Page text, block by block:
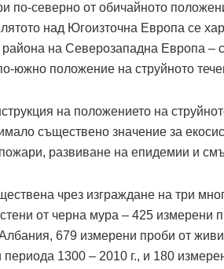
по-северно от обичайното
над Югоизточна Европа се
на Северозападна Европа –
южно положение на струйното
на положението на
съществено значение за
развиване на епидемии и
чрез изграждане на три
от черна мура – 425 измерени
679 измерени проби от
1300 – 2010 г., и 180